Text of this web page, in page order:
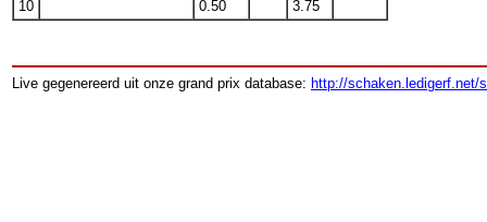
10
0.50 3.75
Live gegenereerd uit onze grand prix database: http://schaken.ledigerf.net/